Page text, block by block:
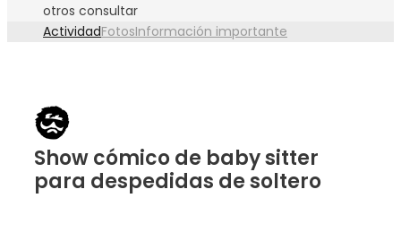
otros consultar
ActividadFotosInformación importante
Show cómico de baby sitter
para despedidas de soltero